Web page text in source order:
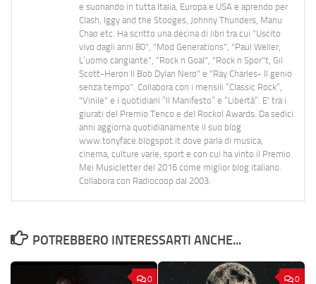
e suonando in tutta Italia, Europa e USA e aprendo per
Clash, Iggy and the Stooges, Johnny Thunders, Manu
Chao etc. Ha scritto una decina di libri tra cui "Uscito
vivo dagli anni 80", "Mod Generations", "Paul Weller,
L’uomo cangiante", "Rock n Goal", "Rock n Spor"t, Gil
Scott-Heron Il Bob Dylan Nero" e "Ray Charles- Il genio
senza tempo". Collabora con i mensili “Classic Rock”,
"Vinile" e i quotidiani “Il Manifesto” e “Libertà”. E' tra i
giurati del Premio Tenco e del Rockol Awards. Da sedici
anni aggiorna quotidianamente il suo blog
www.tonyface.blogspot.it dove parla di musica,
cinema, culture varie, sport e con cui ha vinto il Premio
Mei Musicletter del 2016 come miglior blog italiano.
Collabora con Radiocoop dal 2003.
POTREBBERO INTERESSARTI ANCHE...
0 0